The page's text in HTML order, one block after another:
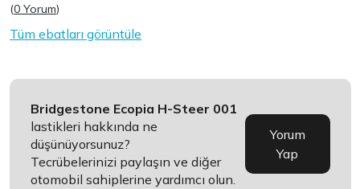
(0 Yorum)
Tüm ebatları görüntüle
Bridgestone Ecopia H-Steer 001
lastikleri hakkında ne
düşünüyorsunuz?
Tecrübelerinizi paylaşın ve diğer
otomobil sahiplerine yardımcı olun.
Yorum
Yap